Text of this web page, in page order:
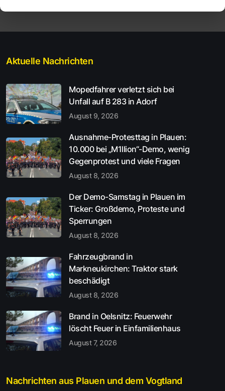
Aktuelle Nachrichten
Mopedfahrer verletzt sich bei
Unfall auf B 283 in Adorf
August 9, 2026
Ausnahme-Protesttag in Plauen:
10.000 bei „M1llion“-Demo, wenig
Gegenprotest und viele Fragen
August 8, 2026
Der Demo-Samstag in Plauen im
Ticker: Großdemo, Proteste und
Sperrungen
August 8, 2026
Fahrzeugbrand in
Markneukirchen: Traktor stark
beschädigt
August 8, 2026
Brand in Oelsnitz: Feuerwehr
löscht Feuer in Einfamilienhaus
August 7, 2026
Nachrichten aus Plauen und dem Vogtland